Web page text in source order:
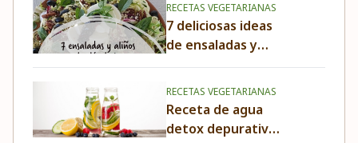
RECETAS VEGETARIANAS
7 deliciosas ideas
de ensaladas y
aliños
RECETAS VEGETARIANAS
Receta de agua
detox depurativa